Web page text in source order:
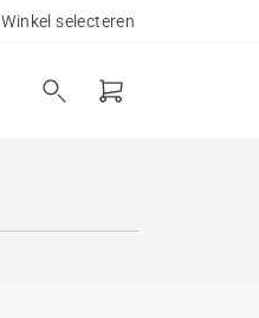
Winkel selecteren